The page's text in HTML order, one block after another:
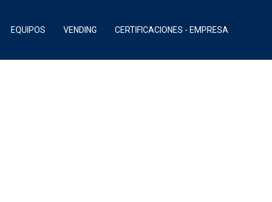
EQUIPOS VENDING CERTIFICACIONES - EMPRESA